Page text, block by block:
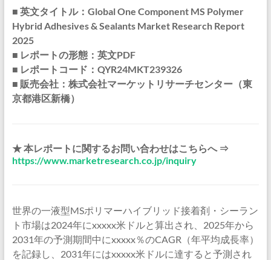
■ 英文タイトル：Global One Component MS Polymer
Hybrid Adhesives & Sealants Market Research Report
2025
■ レポートの形態：英文PDF
■ レポートコード：QYR24MKT239326
■ 販売会社：株式会社マーケットリサーチセンター（東
京都港区新橋）
★ 本レポートに関するお問い合わせはこちらへ ⇒
https://www.marketresearch.co.jp/inquiry
世界の一液型MSポリマーハイブリッド接着剤・シーラン
ト市場は2024年にxxxxx米ドルと算出され、2025年から
2031年の予測期間中にxxxxx％のCAGR（年平均成長率）
を記録し、2031年にはxxxxx米ドルに達すると予測され